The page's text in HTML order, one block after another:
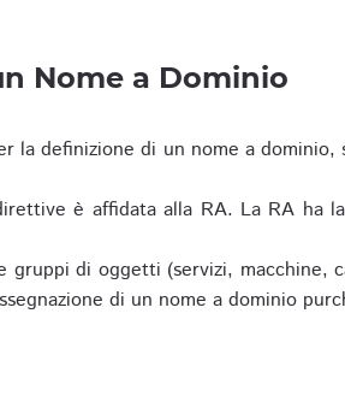
Nome a Dominio
definizione di un nome a
è affidata alla RA. La RA ha
di oggetti (servizi, macchine,
di un nome a dominio